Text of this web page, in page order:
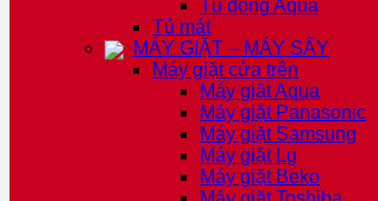
Tủ đông Aqua
Tủ mát
MÁY GIẶT – MÁY SẤY
Máy giặt cửa trên
Máy giặt Aqua
Máy giặt Panasonic
Máy giặt Samsung
Máy giặt Lg
Máy giặt Beko